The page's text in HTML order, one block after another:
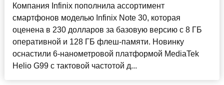
Компания Infinix пополнила ассортимент
смартфонов моделью Infinix Note 30, которая
оценена в 230 долларов за базовую версию с 8 ГБ
оперативной и 128 ГБ флеш-памяти. Новинку
оснастили 6-нанометровой платформой MediaTek
Helio G99 с тактовой частотой д...